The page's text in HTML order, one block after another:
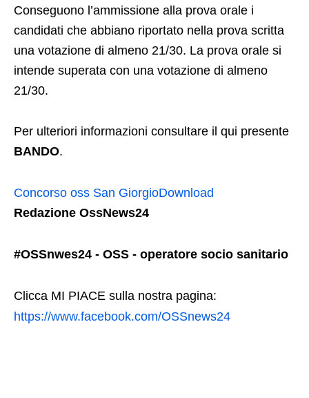
Conseguono l’ammissione alla prova orale i
candidati che abbiano riportato nella prova scritta
una votazione di almeno 21/30. La prova orale si
intende superata con una votazione di almeno
21/30.
Per ulteriori informazioni consultare il qui presente
BANDO.
Concorso oss San GiorgioDownload
Redazione OssNews24
#OSSnwes24 - OSS - operatore socio sanitario
Clicca MI PIACE sulla nostra pagina:
https://www.facebook.com/OSSnews24